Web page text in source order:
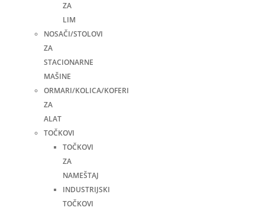
ZA
LIM
NOSAČI/STOLOVI
ZA
STACIONARNE
MAŠINE
ORMARI/KOLICA/KOFERI
ZA
ALAT
TOČKOVI
TOČKOVI
ZA
NAMEŠTAJ
INDUSTRIJSKI
TOČKOVI